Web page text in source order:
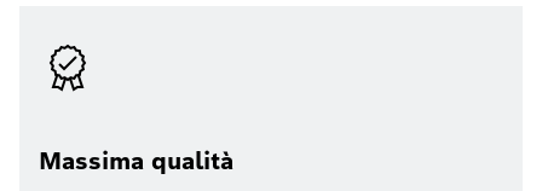
Massima qualità